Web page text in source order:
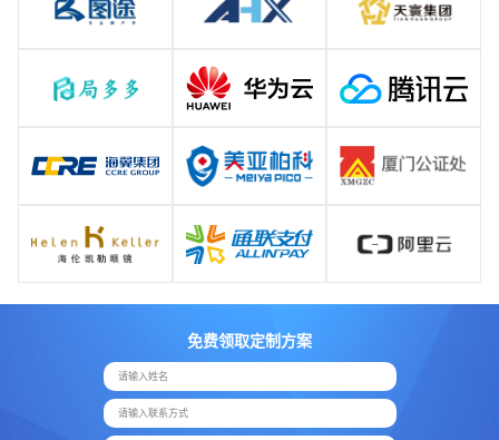
免费领取定制方案
请输入姓名
请输入联系方式